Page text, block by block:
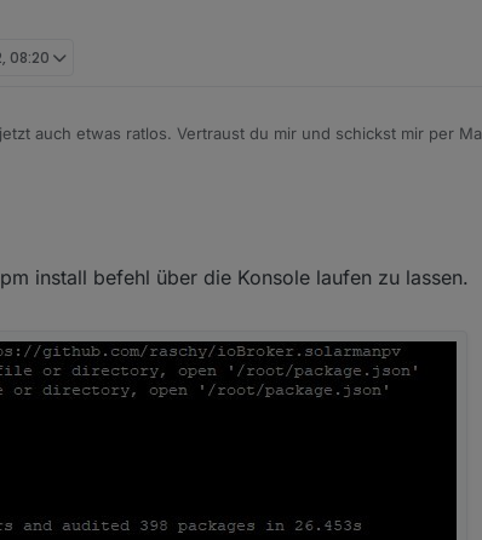
08:20
auch etwas ratlos. Vertraust du mir und schickst mir per
install befehl über die Konsole laufen zu lassen.